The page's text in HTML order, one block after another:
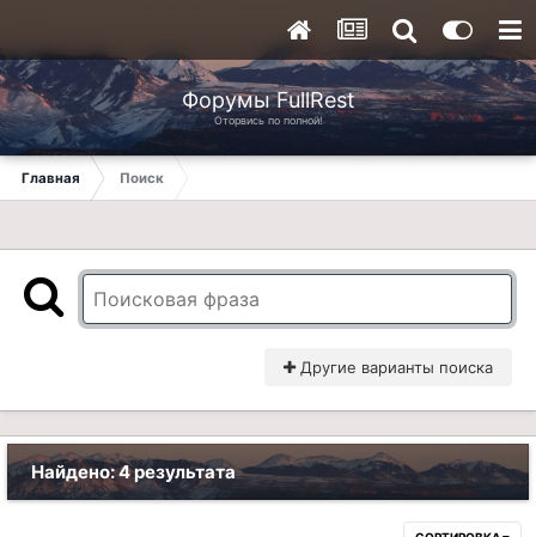
Форумы FullRest
Оторвись по полной!
Главная Поиск
Другие варианты поиска
Найдено: 4 результата